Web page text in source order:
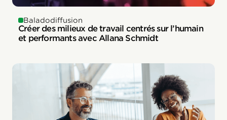
Baladodiffusion
Créer des milieux de travail centrés sur l’humain
et performants avec Allana Schmidt